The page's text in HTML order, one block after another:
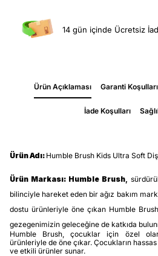
14 gün içinde Ücretsiz
Ürün Açıklaması Garanti Koşulları
İade Koşulları
Ürün Adı: Humble Brush Kids Ultra Soft Diş
Ürün Markası: Humble Brush,
bilinciyle hareket eden bir ağız bakım
dostu ürünleriyle öne çıkan Humble
gezegenimizin geleceğine de katkıda
Humble Brush, çocuklar için özel
ürünleriyle de öne çıkar. Çocukların
ve etkili ürünler sunar.